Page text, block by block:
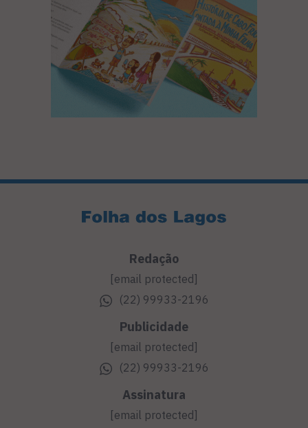
Redação
[email protected]
(22) 99933-2196
Publicidade
[email protected]
(22) 99933-2196
Assinatura
[email protected]